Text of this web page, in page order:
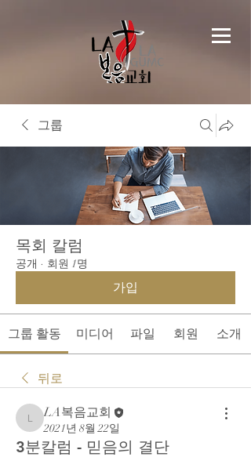
그룹
목회 칼럼
공개 · 회원 1명
가입
그룹 활동 미디어 파일 회원 소개
뒤로
LA복음교회
LA복음교회
2021년 8월 22일
3분칼럼 - 믿음의 결단